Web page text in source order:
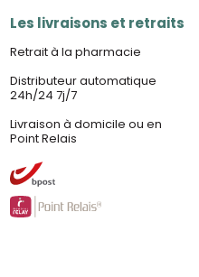
Les livraisons et retraits
Retrait à la pharmacie
Distributeur automatique
24h/24 7j/7
Livraison à domicile ou en
Point Relais